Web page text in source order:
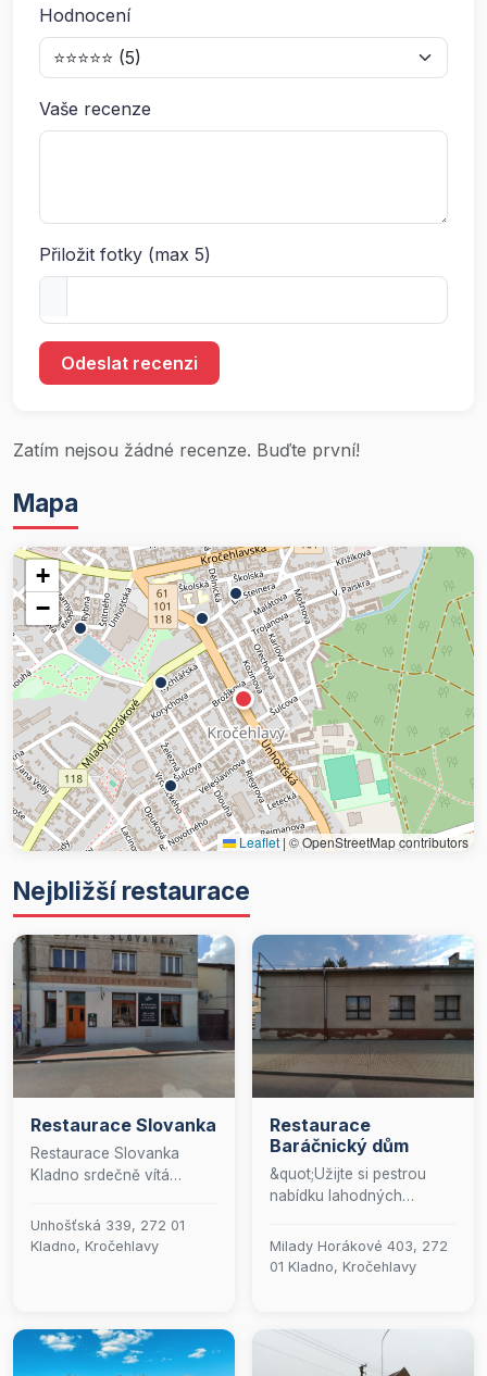
Hodnocení
Vaše recenze
Přiložit fotky (max 5)
Odeslat recenzi
Zatím nejsou žádné recenze. Buďte první!
Mapa
+
−
Leaflet | © OpenStreetMap contributors
Nejbližší restaurace
Restaurace Slovanka
Restaurace Slovanka
Kladno srdečně vítá
dobrého jídla a pohodové
atmosféry. Kromě našich
abyste si naše lahodné
pokrmy mohli vychutnat i
v pohodlí domova. Naše
Unhošťská 339, 272 01
Kladno, Kročehlavy
Restaurace
Baráčnický dům
&quot;Užijte si pestrou
nabídku lahodných
studených jídel,
doplněnou širokým
které uspokojí každého
Milady Horákové 403, 272
01 Kladno, Kročehlavy